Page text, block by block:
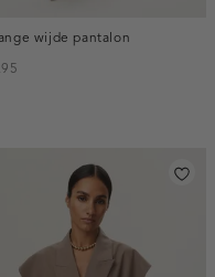
wijde pantalon